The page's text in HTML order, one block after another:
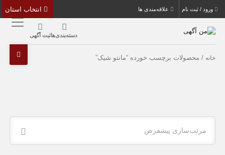
ورود / ثبت نام علاقه‌مندی ها
دسته‌بندی‌هاثبت آگهی
خانه / محصولات برچسب خورده “مانتو شیک”
مرتب‌سازی پیشفرض